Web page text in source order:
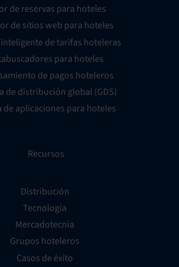
de reservas para hoteles
de sitios web para hoteles
de tarifas hoteleras
para hoteles
de pagos hoteleros
de distribución global (GDS)
de aplicaciones para hoteles
Recursos
Distribución
Tecnología
Mercadotecnia
Grupos hoteleros
Casos de éxito